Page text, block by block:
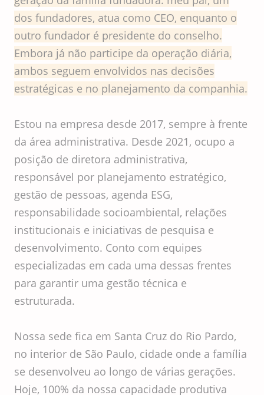
dos fundadores, atua como CEO, enquanto o
outro fundador é presidente do conselho.
Embora já não participe da operação diária,
ambos seguem envolvidos nas decisões
estratégicas e no planejamento da companhia.
Estou na empresa desde 2017, sempre à frente
da área administrativa. Desde 2021, ocupo a
posição de diretora administrativa,
responsável por planejamento estratégico,
gestão de pessoas, agenda ESG,
responsabilidade socioambiental, relações
institucionais e iniciativas de pesquisa e
desenvolvimento. Conto com equipes
especializadas em cada uma dessas frentes
para garantir uma gestão técnica e
estruturada.
Nossa sede fica em Santa Cruz do Rio Pardo,
no interior de São Paulo, cidade onde a família
se desenvolveu ao longo de várias gerações.
Hoje, 100% da nossa capacidade produtiva